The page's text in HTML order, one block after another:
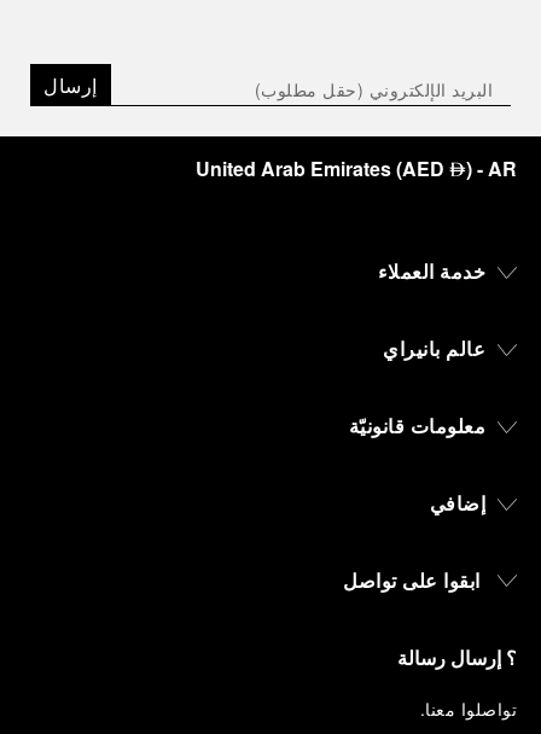
إرسال
United Arab Emirates(AED ⃃)- AR
خدمة العملاء
عالم بانيراي
معلومات قانونيّة
إضافي
ابقوا على تواصل
؟ إرسال رسالة
تواصلوا معنا.